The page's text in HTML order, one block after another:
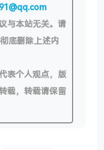
与本站无关。请
底删除上述内
表个人观点，版
载，转载请保留